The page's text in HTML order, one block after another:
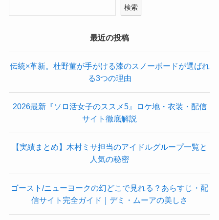
検索
最近の投稿
伝統×革新。杜野菫が手がける漆のスノーボードが選ばれ
る3つの理由
2026最新『ソロ活女子のススメ5』ロケ地・衣装・配信
サイト徹底解説
【実績まとめ】木村ミサ担当のアイドルグループ一覧と
人気の秘密
ゴースト/ニューヨークの幻どこで見れる？あらすじ・配
信サイト完全ガイド｜デミ・ムーアの美しさ